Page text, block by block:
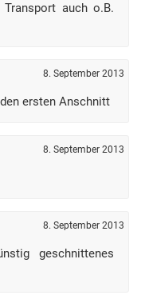
auch o.B.
8. September 2013
ersten Anschnitt
8. September 2013
8. September 2013
geschnittenes